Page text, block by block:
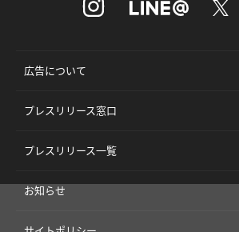
広告について
プレスリリース窓口
プレスリリース一覧
お知らせ